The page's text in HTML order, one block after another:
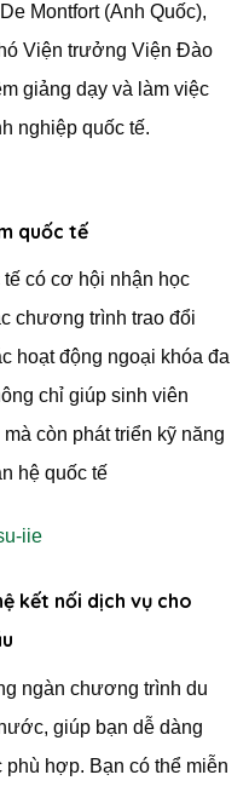
Montfort (Anh Quốc),
Viện trưởng Viện Đào
giảng dạy và làm việc
nghiệp quốc tế.
quốc tế
có cơ hội nhận học
chương trình trao đổi
hoạt động ngoại khóa đa
chỉ giúp sinh viên
còn phát triển kỹ năng
hệ quốc tế
iie
kết nối dịch vụ cho
ngàn chương trình du
giúp bạn dễ dàng
hợp. Bạn có thể miễn